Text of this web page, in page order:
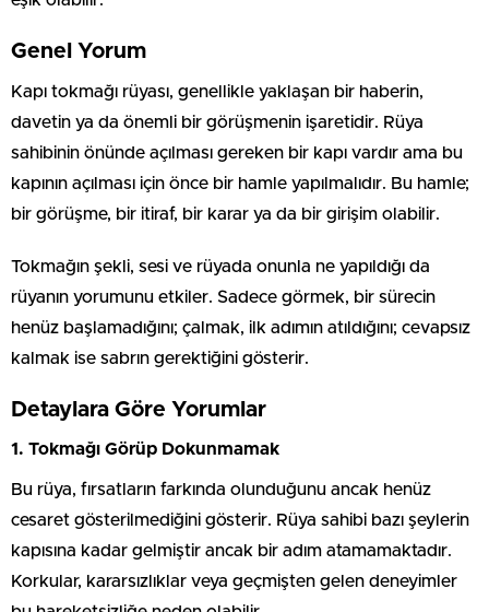
Genel Yorum
Kapı tokmağı rüyası, genellikle yaklaşan bir haberin,
davetin ya da önemli bir görüşmenin işaretidir. Rüya
sahibinin önünde açılması gereken bir kapı vardır ama bu
kapının açılması için önce bir hamle yapılmalıdır. Bu hamle;
bir görüşme, bir itiraf, bir karar ya da bir girişim olabilir.
Tokmağın şekli, sesi ve rüyada onunla ne yapıldığı da
rüyanın yorumunu etkiler. Sadece görmek, bir sürecin
henüz başlamadığını; çalmak, ilk adımın atıldığını; cevapsız
kalmak ise sabrın gerektiğini gösterir.
Detaylara Göre Yorumlar
1. Tokmağı Görüp Dokunmamak
Bu rüya, fırsatların farkında olunduğunu ancak henüz
cesaret gösterilmediğini gösterir. Rüya sahibi bazı şeylerin
kapısına kadar gelmiştir ancak bir adım atamamaktadır.
Korkular, kararsızlıklar veya geçmişten gelen deneyimler